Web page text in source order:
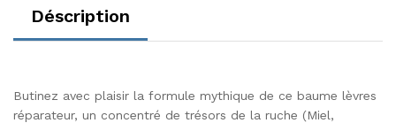
Déscription
Butinez avec plaisir la formule mythique de ce baume lèvres
réparateur, un concentré de trésors de la ruche (Miel,